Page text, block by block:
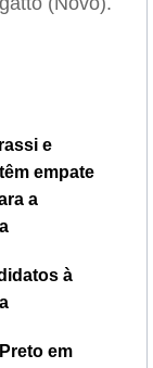
e
empate
a
à
em